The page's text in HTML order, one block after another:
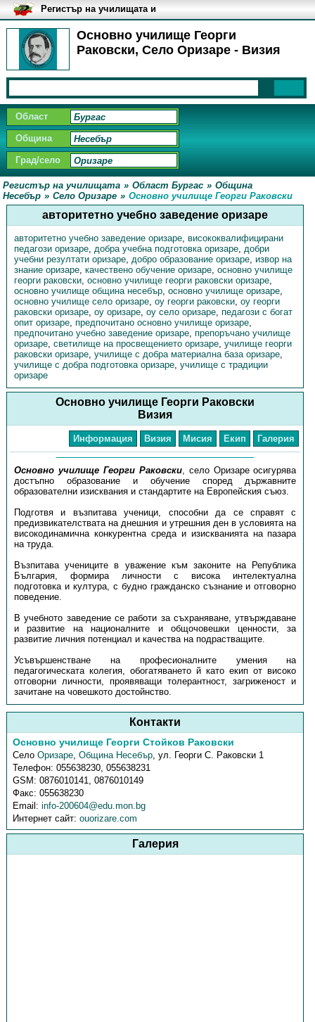
Основно училище Георги
Раковски, Село Оризаре - Визия
Регистър на училищата и
университетите в България
Област
Община
Град/село
Регистър на училищата » Област Бургас » Община
Несебър » Село Оризаре » Основно училище Георги Раковски
авторитетно учебно заведение оризаре
авторитетно учебно заведение оризаре, висококвалифицирани
педагози оризаре, добра учебна подготовка оризаре, добри
учебни резултати оризаре, добро образование оризаре, извор на
знание оризаре, качествено обучение оризаре, основно училище
георги раковски, основно училище георги раковски оризаре,
основно училище община несебър, основно училище оризаре,
основно училище село оризаре, оу георги раковски, оу георги
раковски оризаре, оу оризаре, оу село оризаре, педагози с богат
опит оризаре, предпочитано основно училище оризаре,
предпочитано учебно заведение оризаре, препоръчано училище
оризаре, светилище на просвещението оризаре, училище георги
раковски оризаре, училище с добра материална база оризаре,
училище с добра подготовка оризаре, училище с традиции
оризаре
Основно училище Георги Раковски
Визия
Информация Визия Мисия Екип Галерия
Основно училище Георги Раковски, село Оризаре осигурява
достъпно образование и обучение според държавните
образователни изисквания и стандартите на Европейския съюз.
Подготвя и възпитава ученици, способни да се справят с
предизвикателствата на днешния и утрешния ден в условията на
високодинамична конкурентна среда и изискванията на пазара
на труда.
Възпитава учениците в уважение към законите на Република
България, формира личности с висока интелектуална
подготовка и култура, с будно гражданско съзнание и отговорно
поведение.
В учебното заведение се работи за съхраняване, утвърждаване
и развитие на националните и общочовешки ценности, за
развитие личния потенциал и качества на подрастващите.
Усъвършенстване на професионалните умения на
педагогическата колегия, обогатяването й като екип от високо
отговорни личности, проявяващи толерантност, загриженост и
зачитане на човешкото достойнство.
Контакти
Основно училище Георги Стойков Раковски
СелоОризаре,Община Несебър,ул. Георги С. Раковски 1
Телефон:055638230, 055638231
GSM:0876010141, 0876010149
Факс:055638230
Email:info-200604@edu.mon.bg
Интернет сайт:ouorizare.com
Галерия